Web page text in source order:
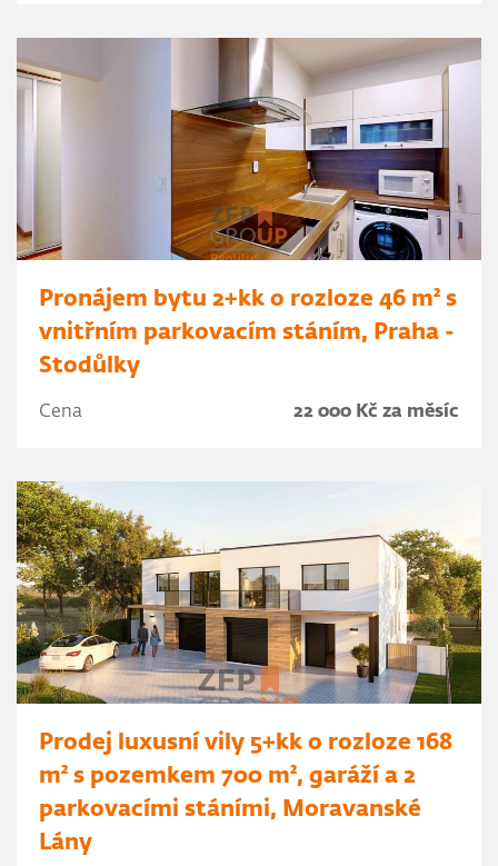
Pronájem bytu 2+kk o rozloze 46 m² s
vnitřním parkovacím stáním, Praha -
Stodůlky
Cena 22 000 Kč za měsíc
Prodej luxusní vily 5+kk o rozloze 168
m² s pozemkem 700 m², garáží a 2
parkovacími stáními, Moravanské
Lány